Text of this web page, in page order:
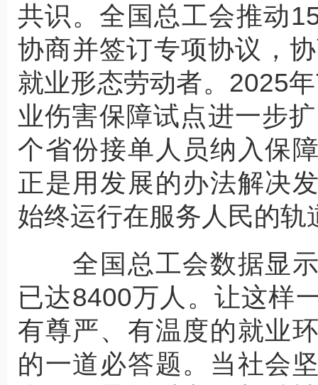
共识。全国总工会推动
协商并签订专项协议，
就业形态劳动者。2025
业伤害保障试点进一步
个省份接单人员纳入保
正是用发展的办法解决
始终运行在服务人民的轨
全国总工会数据显示
已达8400万人。让这样
有尊严、有温度的就业
的一道必答题。当社会